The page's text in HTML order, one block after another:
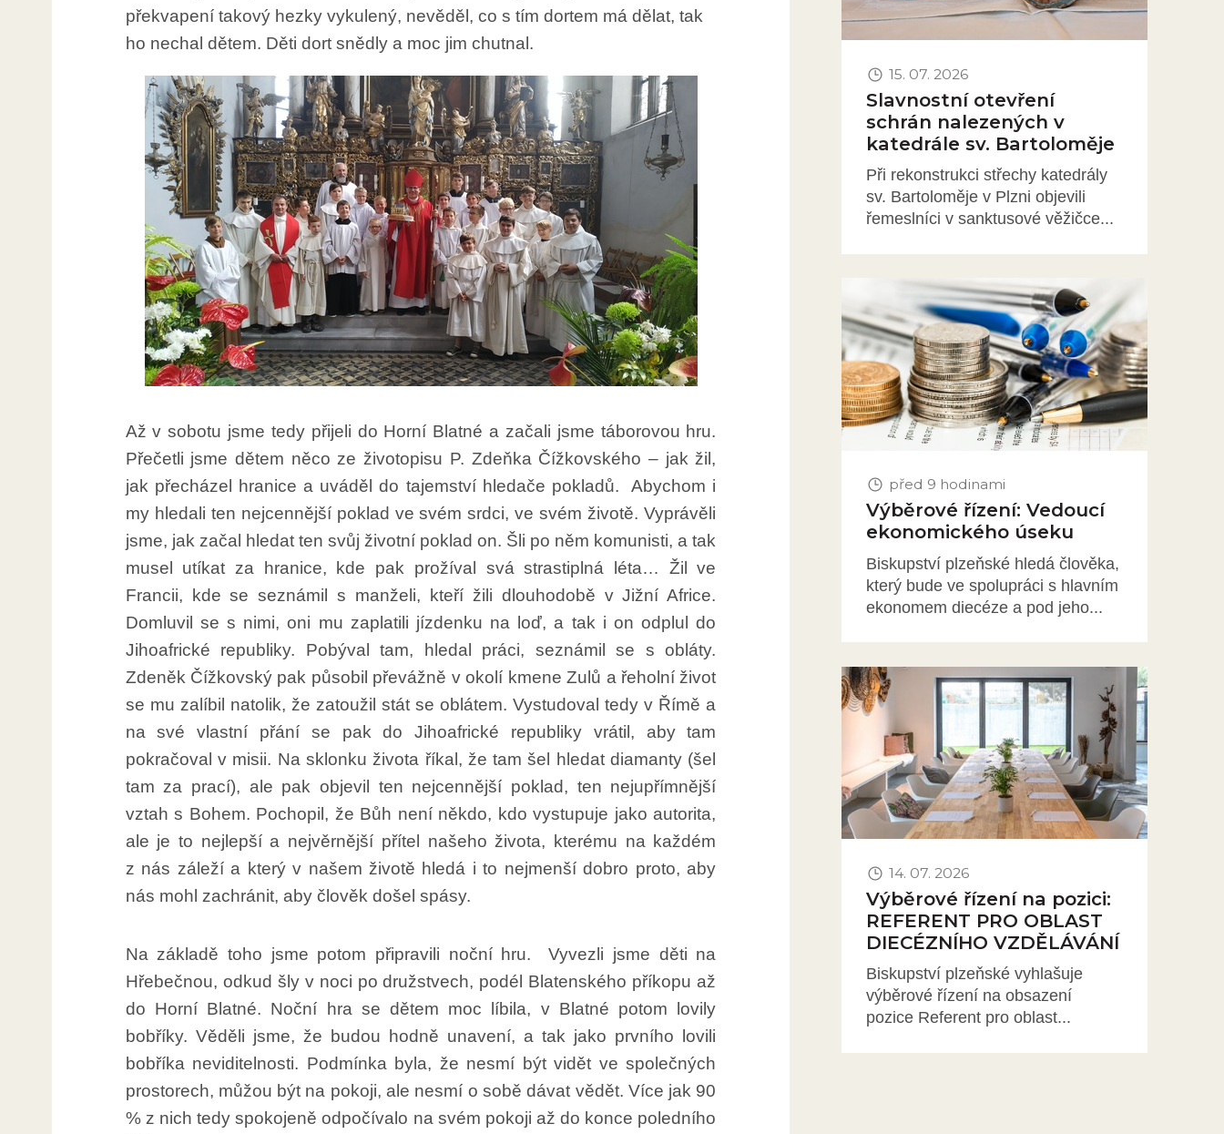
překvapení takový hezky vykulený, nevěděl, co s tím dortem má dělat, tak
ho nechal dětem. Děti dort snědly a moc jim chutnal.
Až v sobotu jsme tedy přijeli do Horní Blatné a začali jsme táborovou hru.
Přečetli jsme dětem něco ze životopisu P. Zdeňka Čížkovského – jak žil,
jak přecházel hranice a uváděl do tajemství hledače pokladů. Abychom i
my hledali ten nejcennější poklad ve svém srdci, ve svém životě. Vyprávěli
jsme, jak začal hledat ten svůj životní poklad on. Šli po něm komunisti, a tak
musel utíkat za hranice, kde pak prožíval svá strastiplná léta… Žil ve
Francii, kde se seznámil s manželi, kteří žili dlouhodobě v Jižní Africe.
Domluvil se s nimi, oni mu zaplatili jízdenku na loď, a tak i on odplul do
Jihoafrické republiky. Pobýval tam, hledal práci, seznámil se s obláty.
Zdeněk Čížkovský pak působil převážně v okolí kmene Zulů a řeholní život
se mu zalíbil natolik, že zatoužil stát se oblátem. Vystudoval tedy v Římě a
na své vlastní přání se pak do Jihoafrické republiky vrátil, aby tam
pokračoval v misii. Na sklonku života říkal, že tam šel hledat diamanty (šel
tam za prací), ale pak objevil ten nejcennější poklad, ten nejupřímnější
vztah s Bohem. Pochopil, že Bůh není někdo, kdo vystupuje jako autorita,
ale je to nejlepší a nejvěrnější přítel našeho života, kterému na každém
z nás záleží a který v našem životě hledá i to nejmenší dobro proto, aby
nás mohl zachránit, aby člověk došel spásy.
Na základě toho jsme potom připravili noční hru. Vyvezli jsme děti na
Hřebečnou, odkud šly v noci po družstvech, podél Blatenského příkopu až
do Horní Blatné. Noční hra se dětem moc líbila, v Blatné potom lovily
bobříky. Věděli jsme, že budou hodně unavení, a tak jako prvního lovili
bobříka neviditelnosti. Podmínka byla, že nesmí být vidět ve společných
prostorech, můžou být na pokoji, ale nesmí o sobě dávat vědět. Více jak 90
% z nich tedy spokojeně odpočívalo na svém pokoji až do konce poledního
15. 07. 2026
Slavnostní otevření
schrán nalezených v
katedrále sv. Bartoloměje
Při rekonstrukci střechy katedrály
sv. Bartoloměje v Plzni objevili
řemeslníci v sanktusové věžičce...
Obrázek novinky
před 9 hodinami
Výběrové řízení: Vedoucí
ekonomického úseku
Biskupství plzeňské hledá člověka,
který bude ve spolupráci s hlavním
ekonomem diecéze a pod jeho...
Obrázek novinky
14. 07. 2026
Výběrové řízení na pozici:
REFERENT PRO OBLAST
DIECÉZNÍHO VZDĚLÁVÁNÍ
Biskupství plzeňské vyhlašuje
výběrové řízení na obsazení
pozice Referent pro oblast...